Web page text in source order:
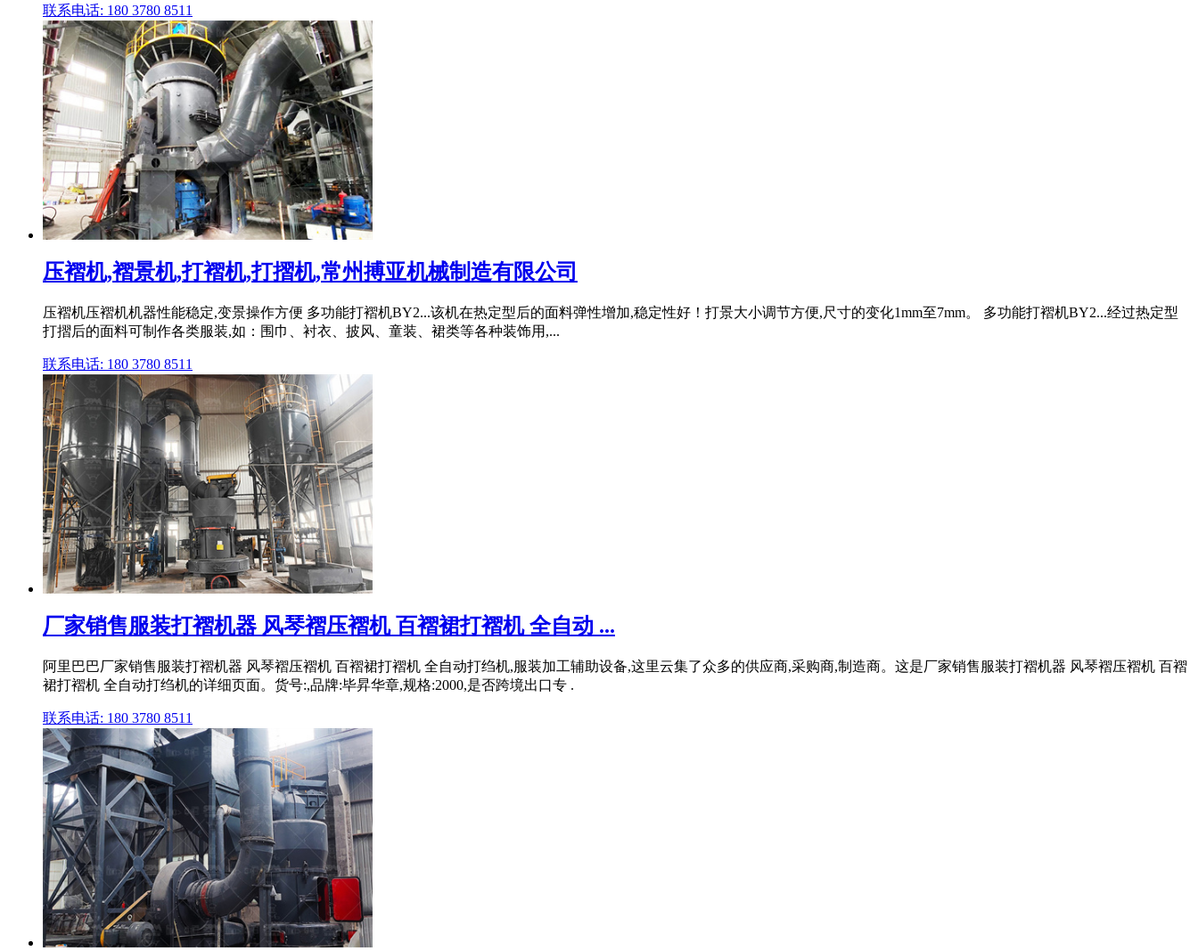
联系电话: 180 3780 8511
压褶机,褶景机,打褶机,打摺机,常州搏亚机械制造有限公司
压褶机压褶机机器性能稳定,变景操作方便 多功能打褶机BY2...该机在热定型后的面料弹性增加,稳定性好！打景大小调节方便,尺寸的变化1mm至7mm。 多功能打褶机BY2...经过热定型
打摺后的面料可制作各类服装,如：围巾、衬衣、披风、童装、裙类等各种装饰用,...
联系电话: 180 3780 8511
厂家销售服装打褶机器 风琴褶压褶机 百褶裙打褶机 全自动 ...
阿里巴巴厂家销售服装打褶机器 风琴褶压褶机 百褶裙打褶机 全自动打绉机,服装加工辅助设备,这里云集了众多的供应商,采购商,制造商。这是厂家销售服装打褶机器 风琴褶压褶机 百褶
裙打褶机 全自动打绉机的详细页面。货号:,品牌:毕昇华章,规格:2000,是否跨境出口专 .
联系电话: 180 3780 8511